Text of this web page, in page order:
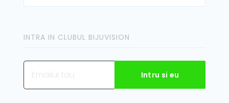
INTRA IN CLUBUL BIJUVISION